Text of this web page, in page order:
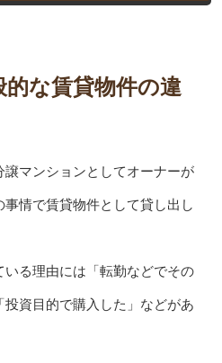
な賃貸物件の違
マンションとしてオーナーが
情で賃貸物件として貸し出し
る理由には「転勤などでその
資目的で購入した」などがあ